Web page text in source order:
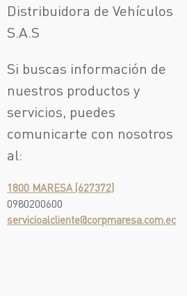
Distribuidora de Vehículos
S.A.S
Si buscas información de
nuestros productos y
servicios, puedes
comunicarte con nosotros
al:
1800 MARESA (627372)
0980200600
servicioalcliente@corpmaresa.com.ec